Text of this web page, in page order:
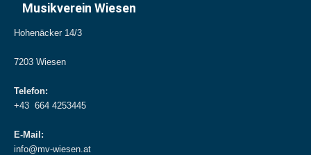
Musikverein Wiesen
Hohenäcker 14/3
7203 Wiesen
Telefon:
+43 664 4253445
E-Mail:
info@mv-wiesen.at